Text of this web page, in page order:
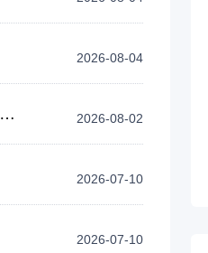
2026-08-04
2026-08-02
2026-07-10
2026-07-10